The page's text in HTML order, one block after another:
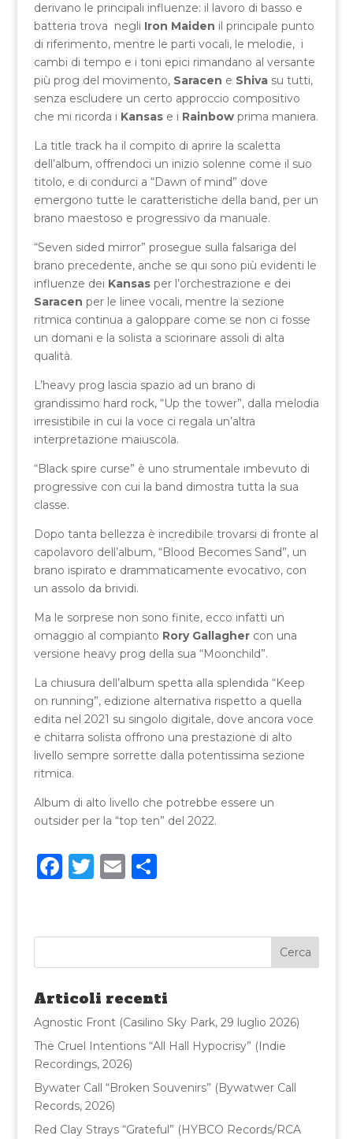
derivano le principali influenze: il lavoro di basso e
batteria trova negli Iron Maiden il principale punto
di riferimento, mentre le parti vocali, le melodie, i
cambi di tempo e i toni epici rimandano al versante
più prog del movimento, Saracen e Shivasu tutti,
senza escludere un certo approccio compositivo
che mi ricorda i Kansase i Rainbowprima maniera.
La title track ha il compito di aprire la scaletta
dell’album, offrendoci un inizio solenne come il suo
titolo, e di condurci a “Dawn of mind” dove
emergono tutte le caratteristiche della band, per un
brano maestoso e progressivo da manuale.
“Seven sided mirror” prosegue sulla falsariga del
brano precedente, anche se qui sono più evidenti le
influenze dei Kansasper l’orchestrazione e dei
Saracen per le linee vocali, mentre la sezione
ritmica continua a galoppare come se non ci fosse
un domani e la solista a sciorinare assoli di alta
qualità.
L’heavy prog lascia spazio ad un brano di
grandissimo hard rock, “Up the tower”, dalla melodia
irresistibile in cui la voce ci regala un’altra
interpretazione maiuscola.
“Black spire curse” è uno strumentale imbevuto di
progressive con cui la band dimostra tutta la sua
classe.
Dopo tanta bellezza è incredibile trovarsi di fronte al
capolavoro dell’album, “Blood Becomes Sand”, un
brano ispirato e drammaticamente evocativo, con
un assolo da brividi.
Ma le sorprese non sono finite, ecco infatti un
omaggio al compianto Rory Gallaghercon una
versione heavy prog della sua “Moonchild”.
La chiusura dell’album spetta alla splendida “Keep
on running”, edizione alternativa rispetto a quella
edita nel 2021 su singolo digitale, dove ancora voce
e chitarra solista offrono una prestazione di alto
livello sempre sorrette dalla potentissima sezione
ritmica.
Album di alto livello che potrebbe essere un
outsider per la “top ten” del 2022.
F
e
b
o
o
k
T
te
r
E
l
C
di
vi
di
Articoli recenti
Agnostic Front (Casilino Sky Park, 29 luglio 2026)
The Cruel Intentions “All Hall Hypocrisy” (Indie
Recordings, 2026)
Bywater Call “Broken Souvenirs” (Bywatwer Call
Records, 2026)
Red Clay Strays “Grateful” (HYBCO Records/RCA